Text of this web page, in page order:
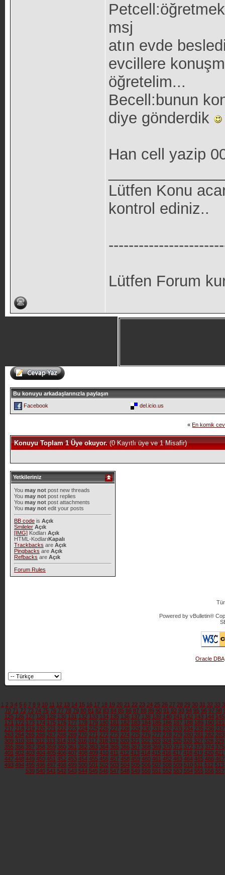
msj
atın evde
evcillere
öğretelim...
Becell:bunun
diye gönderdik
Han cell yazip
Lütfen Konu
kontrol ediniz..
Lütfen Forum
Bu konuyu arkadaşlarınızla paylaşın
Facebook
del.icio.us
« En komik
Konuyu Toplam 1 Üye okuyor.(0 Kayıtlı üye ve 1 Misafir)
Yetkileriniz
You may notpost new threads
You may notpost replies
You may notpost attachments
You may notedit your posts
BB codeis Açık
Smileler Açık
[IMG]Kodları Açık
HTML-KodlarıKapalı
Trackbacks are Açık
Pingbacks are Açık
Refbacks are Açık
Forum Rules
Powered by vBulletin®
Oracle DBA
1 2 3 4 5 6 7 8 9 10 11 12 13 14 15 16 17 18 19 20 21 22 23 24 25 26 27 28 29 30 31 32 33
70 71 72 73 74 75 76 77 78 79 80 81 82 83 84 85 86 87 88 89 90 91 92 93 94 95 96 97 98
125 126 127 128 129 130 131 132 133 134 135 136 137 138 139 140 141 142 143 144 145
171 172 173 174 175 176 177 178 179 180 181 182 183 184 185 186 187 188 189 190 191
217 218 219 220 221 222 223 224 225 226 227 228 229 230 231 232 233 234 235 236 237
263 264 265 266 267 268 269 270 271 272 273 274 275 276 277 278 279 280 281 282 283
309 310 311 312 313 314 315 316 317 318 319 320 321 322 323 324 325 326 327 328 329
355 356 357 358 359 360 361 362 363 364 365 366 367 368 369 370 371 372 373 374 375
401 402 403 404 405 406 407 408 409 410 411 412 413 414 415 416 417 418 419 420 421
447 448 449 450 451 452 453 454 455 456 457 458 459 460 461 462 463 464 465 466 467
493 494 495 496 497 498 499 500 501 502 503 504 505 506 507 508 509 510 511 512 513
539 540 541 542 543 544 545 546 547 548 549 550 551 552 553 554 555 556 557